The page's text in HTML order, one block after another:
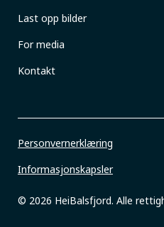
Last opp bilder
For media
Kontakt
© 2026 HeiBalsfjord. Alle
Personvernerklæring
Informasjonskapsler